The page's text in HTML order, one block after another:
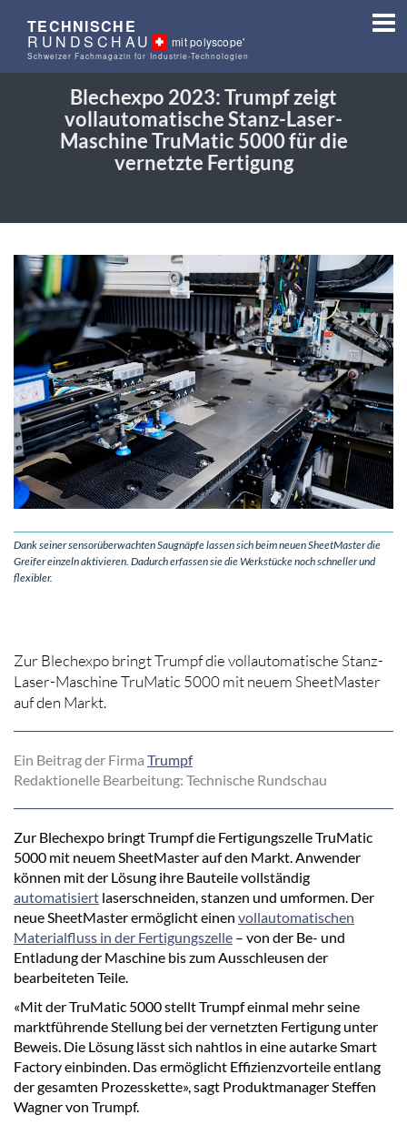
TECHNISCHE
RUNDSCHAU mit polyscope'
Schweizer Fachmagazin für Industrie-Technologien
Blechexpo 2023: Trumpf zeigt
vollautomatische Stanz-Laser-
Maschine TruMatic 5000 für die
vernetzte Fertigung
Dank seiner sensorüberwachten Saugnäpfe lassen sich beim neuen SheetMaster die
Greifer einzeln aktivieren. Dadurch erfassen sie die Werkstücke noch schneller und
flexibler.
Zur Blechexpo bringt Trumpf die vollautomatische Stanz-
Laser-Maschine TruMatic 5000 mit neuem SheetMaster
auf den Markt.
Ein Beitrag der Firma Trumpf
Redaktionelle Bearbeitung: Technische Rundschau
Zur Blechexpo bringt Trumpf die Fertigungszelle TruMatic
5000 mit neuem SheetMaster auf den Markt. Anwender
können mit der Lösung ihre Bauteile vollständig
automatisiert laserschneiden, stanzen und umformen. Der
neue SheetMaster ermöglicht einen vollautomatischen
Materialfluss in der Fertigungszelle – von der Be- und
Entladung der Maschine bis zum Ausschleusen der
bearbeiteten Teile.
«Mit der TruMatic 5000 stellt Trumpf einmal mehr seine
marktführende Stellung bei der vernetzten Fertigung unter
Beweis. Die Lösung lässt sich nahtlos in eine autarke Smart
Factory einbinden. Das ermöglicht Effizienzvorteile entlang
der gesamten Prozesskette», sagt Produktmanager Steffen
Wagner von Trumpf.